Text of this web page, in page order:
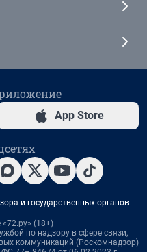
App Store
и государственных органов
(18+)
по надзору в сфере связи,
коммуникаций (Роскомнадзор)